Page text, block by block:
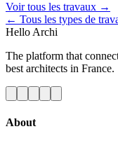
Voir tous les travaux →
← Tous les types de
HelloArchi
The platform that
best architects in France.
About